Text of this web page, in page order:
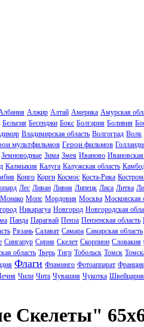
Алжир Алтай Америка Амурская
Бельгия Бесенджи Бокс Болгария Боливия
Владимирская область Волгоград Волк
мультфильмов Герои фильмов
Земноводные Зима Змея Иваново Ивановская
Калмыкия Калуга Калужская область
Конго Корги Космос Коста-Рика
Лес Ливан Ливия Липецк Лиса Литва
Монако Мопс Мордовия Москва Московская
Никарагуа Новгород Новгородская
Панда Парагвай Пенза Пензенская область
Рязань Салават Самара Самарская область
Сингапур Сирия Скелет Скорпион Словакия
область Тверь Тигр Тобольск Томск
Флаги Фламинго Фотоаппарат Франция
Чили Чита Чувашия Чукотка Швейцария